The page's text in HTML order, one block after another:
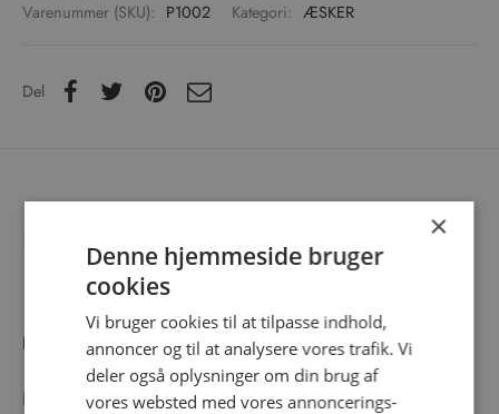
Varenummer (SKU): P1002 Kategori: ÆSKER
Del
Beskrivelse
Lakridskonfekt med lakrids, chokolade og mokka.
Indeholder:
×
Denne hjemmeside bruger
cookies
Vi bruger cookies til at tilpasse indhold,
annoncer og til at analysere vores trafik. Vi
deler også oplysninger om din brug af
vores websted med vores annoncerings-